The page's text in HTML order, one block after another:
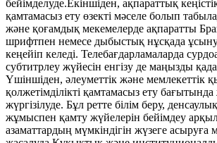
бейімделуде.Екіншіден, ақпараттық
қамтамасыз ету өзекті мәселе болып
және қоғамдық мекемелерде ақпаратты
шрифтпен немесе дыбыстық нұсқада ұсыну
кеңейіп келеді. Телебағдарламаларда
субтитрлеу жүйесін енгізу де маңызды
Үшіншіден, әлеуметтік және мемлекеттік
қолжетімділікті қамтамасыз ету
жүргізілуде. Бұл ретте білім беру,
жұмыспен қамту жүйелерін бейімдеу
азаматтардың мүмкіндігін жүзеге асыруға